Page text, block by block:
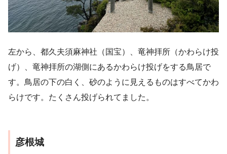
左から、都久夫須麻神社（国宝）、竜神拝所（かわらけ投
げ）、竜神拝所の湖側にあるかわらけ投げをする鳥居で
す。鳥居の下の白く、砂のように見えるものはすべてかわ
らけです。たくさん投げられてました。
彦根城